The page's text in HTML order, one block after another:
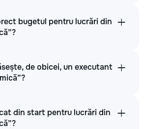
bugetul pentru lucrări din
de obicei, un executant
din start pentru lucrări din